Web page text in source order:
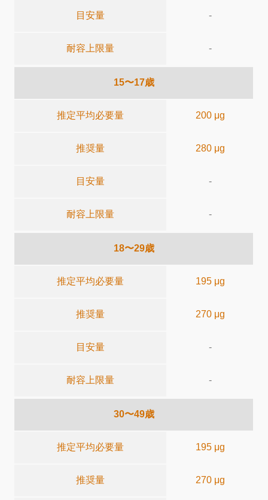
目安量 -
耐容上限量 -
15〜17歳
推定平均必要量 200 μg
推奨量 280 μg
目安量 -
耐容上限量 -
18〜29歳
推定平均必要量 195 μg
推奨量 270 μg
目安量 -
耐容上限量 -
30〜49歳
推定平均必要量 195 μg
推奨量 270 μg